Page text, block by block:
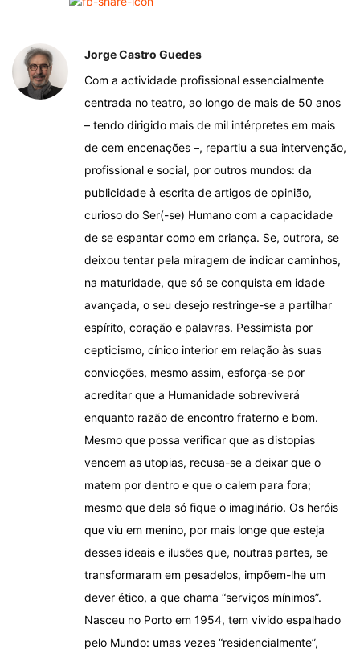
Jorge Castro Guedes
Com a actividade profissional essencialmente
centrada no teatro, ao longo de mais de 50 anos
– tendo dirigido mais de mil intérpretes em mais
de cem encenações –, repartiu a sua intervenção,
profissional e social, por outros mundos: da
publicidade à escrita de artigos de opinião,
curioso do Ser(-se) Humano com a capacidade
de se espantar como em criança. Se, outrora, se
deixou tentar pela miragem de indicar caminhos,
na maturidade, que só se conquista em idade
avançada, o seu desejo restringe-se a partilhar
espírito, coração e palavras. Pessimista por
cepticismo, cínico interior em relação às suas
convicções, mesmo assim, esforça-se por
acreditar que a Humanidade sobreviverá
enquanto razão de encontro fraterno e bom.
Mesmo que possa verificar que as distopias
vencem as utopias, recusa-se a deixar que o
matem por dentro e que o calem para fora;
mesmo que dela só fique o imaginário. Os heróis
que viu em menino, por mais longe que esteja
desses ideais e ilusões que, noutras partes, se
transformaram em pesadelos, impõem-lhe um
dever ético, a que chama “serviços mínimos”.
Nasceu no Porto em 1954, tem vivido espalhado
pelo Mundo: umas vezes “residencialmente”,